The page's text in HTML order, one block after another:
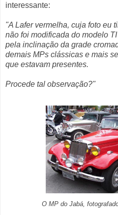
interessante:
"A Lafer vermelha, cuja foto eu
não foi modificada do modelo
pela inclinação da grade
demais MPs clássicas e mais
que estavam presentes.
Procede tal observação?"
O MP do Jabá,